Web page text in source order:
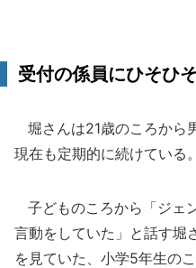
受付の係員にひそひ
堀さんは21歳のころから
現在も定期的に続けている。
子どものころから「ジェ
言動をしていた」と話す堀
を見ていた、小学5年生の